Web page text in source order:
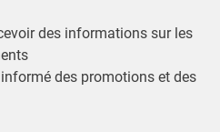
des informations sur les
des promotions et des